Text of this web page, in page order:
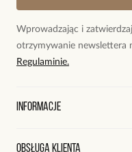
Wprowadzając i
otrzymywanie newslettera
Regulaminie.
Informacje
O marce By Dziubeka
Obsługa klienta